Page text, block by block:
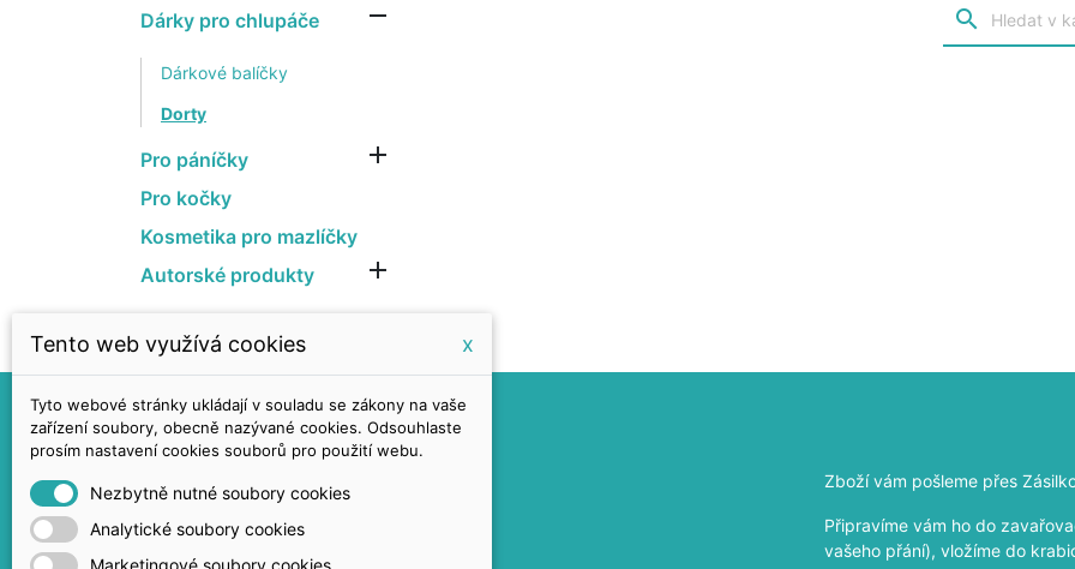
Dárky pro chlupáče 
Dárkové balíčky
Dorty
Pro páníčky 
Pro kočky
Kosmetika pro mazlíčky
Autorské produkty

search
Přines!
+420 731 105 751
Zboží vám pošleme přes
Připravíme vám ho do
vašeho přání), vložíme do
Tento web využívá cookies x
Tyto webové stránky ukládají v souladu se zákony na vaše
zařízení soubory, obecně nazývané cookies. Odsouhlaste
prosím nastavení cookies souborů pro použití webu.
Nezbytně nutné soubory cookies
Analytické soubory cookies
Marketingové soubory cookies